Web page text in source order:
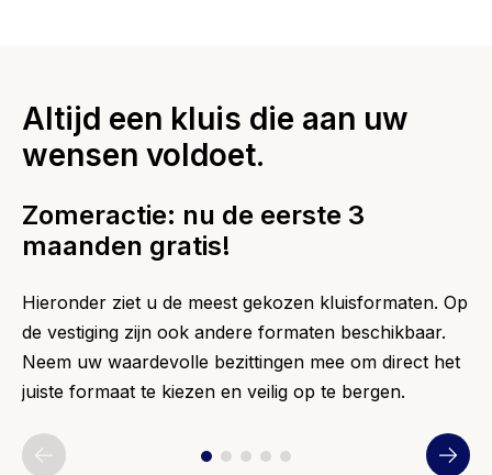
Altijd een kluis die aan uw
wensen voldoet.
Zomeractie: nu de eerste 3
maanden gratis!
Hieronder ziet u de meest gekozen kluisformaten. Op
de vestiging zijn ook andere formaten beschikbaar.
Neem uw waardevolle bezittingen mee om direct het
juiste formaat te kiezen en veilig op te bergen.